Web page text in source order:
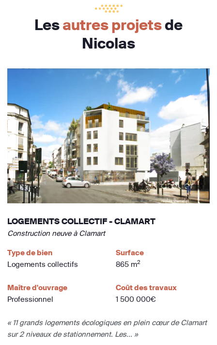
Lesautres projetsde
Nicolas
LOGEMENTS COLLECTIF - CLAMART
Construction neuve à Clamart
Type de bien
Logements collectifs
Surface
865 m2
Maître d'ouvrage
Professionnel
Coût des travaux
1 500 000€
« 11 grands logements écologiques en plein cœur de Clamart
sur 2 niveaux de stationnement. Les... »